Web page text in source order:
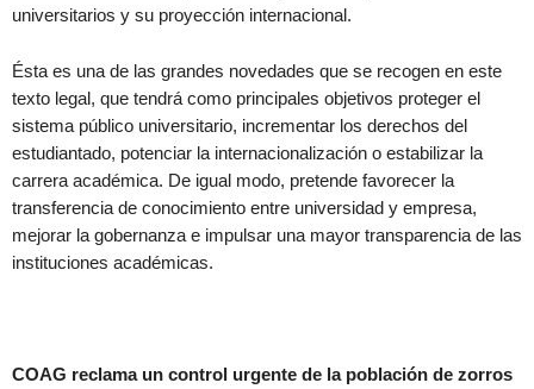
universitarios y su proyección internacional.
Ésta es una de las grandes novedades que se recogen en este
texto legal, que tendrá como principales objetivos proteger el
sistema público universitario, incrementar los derechos del
estudiantado, potenciar la internacionalización o estabilizar la
carrera académica. De igual modo, pretende favorecer la
transferencia de conocimiento entre universidad y empresa,
mejorar la gobernanza e impulsar una mayor transparencia de las
instituciones académicas.
COAG reclama un control urgente de la población de zorros